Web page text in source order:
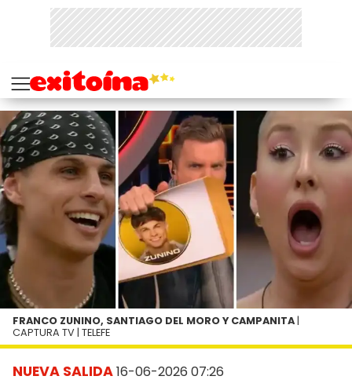
NUEVA SALIDA16-06-2026 07:26
FRANCO ZUNINO, SANTIAGO DEL MORO Y CAMPANITA |
CAPTURA TV | TELEFE